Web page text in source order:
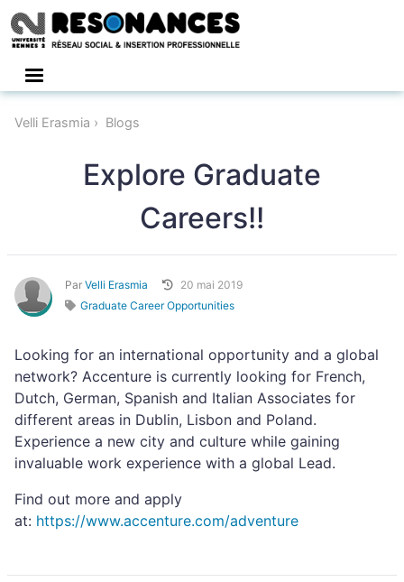
Velli Erasmia Blogs
Explore Graduate
Careers!!
Par Velli Erasmia
20 mai 2019
Graduate Career Opportunities
Looking for an international opportunity and a global
network? Accenture is currently looking for French,
Dutch, German, Spanish and Italian Associates for
different areas in Dublin, Lisbon and Poland.
Experience a new city and culture while gaining
invaluable work experience with a global Lead.
Find out more and apply
at: https://www.accenture.com/adventure